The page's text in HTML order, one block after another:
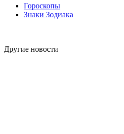
Гороскопы
Знаки Зодиака
Другие новости